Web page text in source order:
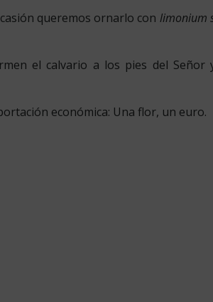
queremos ornarlo con limonium
el calvario a los pies del
económica: Una flor, un euro.